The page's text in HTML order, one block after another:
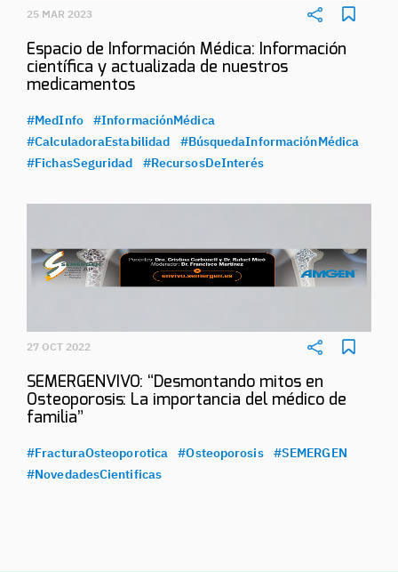
25 MAR 2023
Espacio de Información Médica: Información
científica y actualizada de nuestros
medicamentos
#MedInfo
#InformaciónMédica
#CalculadoraEstabilidad
#BúsquedaInformaciónMédica
#FichasSeguridad
#RecursosDeInterés
27 OCT 2022
SEMERGENVIVO: “Desmontando mitos en
Osteoporosis: La importancia del médico de
familia”
#FracturaOsteoporotica #Osteoporosis
#SEMERGEN
#NovedadesCientificas